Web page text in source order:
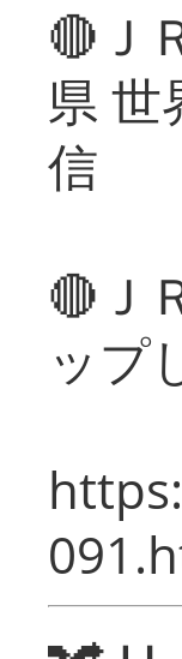
🔴Ｊ
県 世
信
🔴Ｊ
ップ